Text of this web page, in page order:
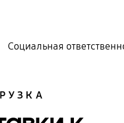
Социальная